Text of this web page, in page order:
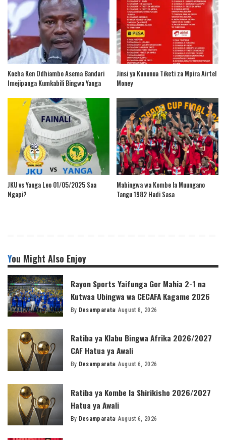
Kocha Ken Odhiambo Asema Bandari
Imejipanga Kumkabili Bingwa Yanga
Jinsi ya Kununua Tiketi za Mpira Airtel
Money
JKU vs Yanga Leo 01/05/2025 Saa
Ngapi?
Mabingwa wa Kombe la Muungano
Tangu 1982 Hadi Sasa
You Might Also Enjoy
Rayon Sports Yaifunga Gor Mahia 2-1 na
Kutwaa Ubingwa wa CECAFA Kagame 2026
Posted
By Desamparata August 8, 2026
Ratiba ya Klabu Bingwa Afrika 2026/2027
CAF Hatua ya Awali
Posted
By Desamparata August 6, 2026
Ratiba ya Kombe la Shirikisho 2026/2027
Hatua ya Awali
Posted
By Desamparata August 6, 2026